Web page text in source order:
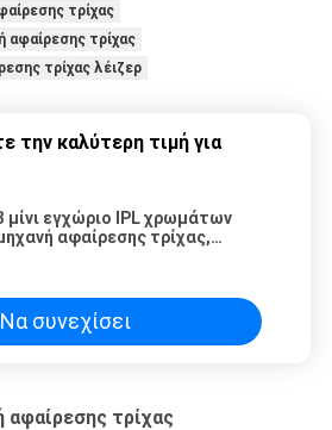
τρίχας
αφαίρεσης τρίχας
τρίχας λέιζερ
την καλύτερη τιμή για
μίνι εγχώριο IPL χρωμάτων
αφαίρεσης τρίχας,
Να συνεχίσει
αφαίρεσης τρίχας